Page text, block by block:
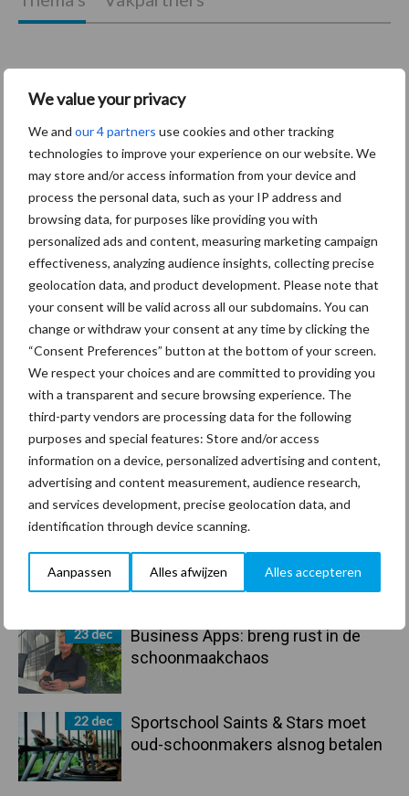
We value your privacy
We and our 4 partners use cookies and other tracking
technologies to improve your experience on our website. We
may store and/or access information from your device and
process the personal data, such as your IP address and
browsing data, for purposes like providing you with
personalized ads and content, measuring marketing campaign
effectiveness, analyzing audience insights, collecting precise
geolocation data, and product development. Please note that
your consent will be valid across all our subdomains. You can
change or withdraw your consent at any time by clicking the
“Consent Preferences” button at the bottom of your screen.
We respect your choices and are committed to providing you
with a transparent and secure browsing experience. The
third-party vendors are processing data for the following
purposes and special features: Store and/or access
information on a device, personalized advertising and content,
advertising and content measurement, audience research,
and services development, precise geolocation data, and
identification through device scanning.
Aanpassen Alles afwijzen Alles accepteren
Primaire
Sidebar
Recent nieuws Partner nieuws
30 dec
Hervorming flexibele
arbeidscontracten kent mitsen en
maren
29 dec
Freddy van de Ridder Cleaners:
“Glazenwassen zit in m’n bloed,
maar innoveren is mijn toekomst”
Friendship Sports Centre maakt
vrienden voor het leven
23 dec
Business Apps: breng rust in de
schoonmaakchaos
22 dec
Sportschool Saints & Stars moet
oud-schoonmakers alsnog betalen
Coronavirus
Toon meer